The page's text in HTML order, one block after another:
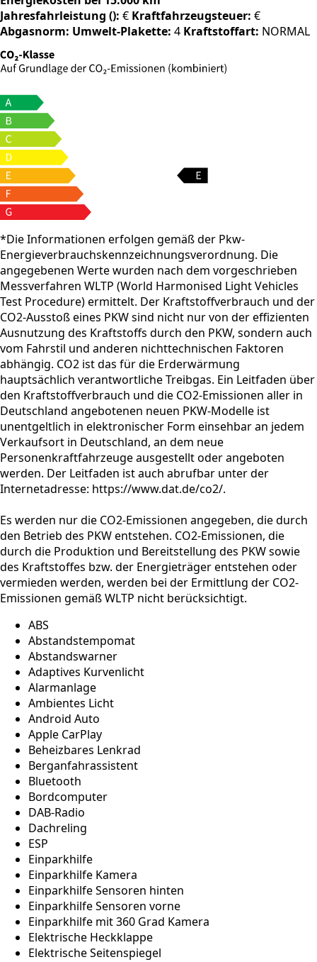
Jahresfahrleistung (): € Kraftfahrzeugsteuer: €
Abgasnorm: Umwelt-Plakette: 4 Kraftstoffart: NORMAL
*Die Informationen erfolgen gemäß der Pkw-
Energieverbrauchskennzeichnungsverordnung. Die
angegebenen Werte wurden nach dem vorgeschrieben
Messverfahren WLTP (World Harmonised Light Vehicles
Test Procedure) ermittelt. Der Kraftstoffverbrauch und der
CO2-Ausstoß eines PKW sind nicht nur von der effizienten
Ausnutzung des Kraftstoffs durch den PKW, sondern auch
vom Fahrstil und anderen nichttechnischen Faktoren
abhängig. CO2 ist das für die Erderwärmung
hauptsächlich verantwortliche Treibgas. Ein Leitfaden über
den Kraftstoffverbrauch und die CO2-Emissionen aller in
Deutschland angebotenen neuen PKW-Modelle ist
unentgeltlich in elektronischer Form einsehbar an jedem
Verkaufsort in Deutschland, an dem neue
Personenkraftfahrzeuge ausgestellt oder angeboten
werden. Der Leitfaden ist auch abrufbar unter der
Internetadresse: https://www.dat.de/co2/.
Es werden nur die CO2-Emissionen angegeben, die durch
den Betrieb des PKW entstehen. CO2-Emissionen, die
durch die Produktion und Bereitstellung des PKW sowie
des Kraftstoffes bzw. der Energieträger entstehen oder
vermieden werden, werden bei der Ermittlung der CO2-
Emissionen gemäß WLTP nicht berücksichtigt.
ABS
Abstandstempomat
Abstandswarner
Adaptives Kurvenlicht
Alarmanlage
Ambientes Licht
Android Auto
Apple CarPlay
Beheizbares Lenkrad
Berganfahrassistent
Bluetooth
Bordcomputer
DAB-Radio
Dachreling
ESP
Einparkhilfe
Einparkhilfe Kamera
Einparkhilfe Sensoren hinten
Einparkhilfe Sensoren vorne
Einparkhilfe mit 360 Grad Kamera
Elektrische Heckklappe
Elektrische Seitenspiegel